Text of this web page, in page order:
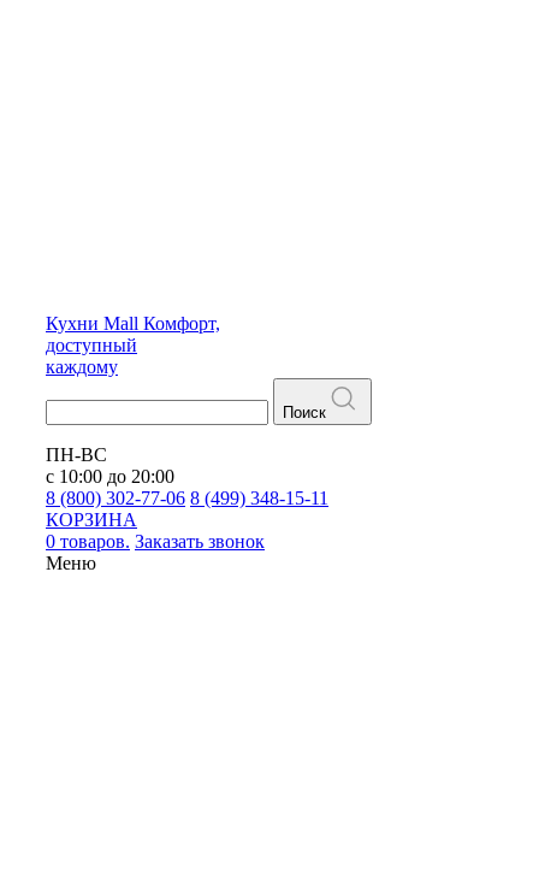
Кухни Mall Комфорт,
доступный
каждому
Поиск
ПН-ВС
с 10:00 до 20:00
8 (800) 302-77-06 8 (499) 348-15-11
КОРЗИНА
0 товаров. Заказать звонок
Меню